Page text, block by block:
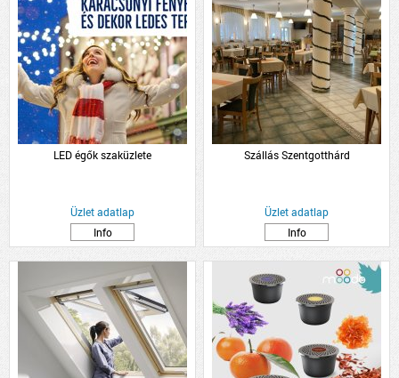
LED égők szaküzlete
Üzlet adatlap
Info
Szállás Szentgotthárd
Üzlet adatlap
Info